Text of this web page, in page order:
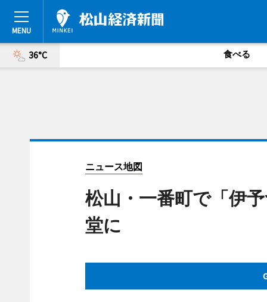
36°C 食べる
ニュース地図
松山・一番町で「伊
堂に